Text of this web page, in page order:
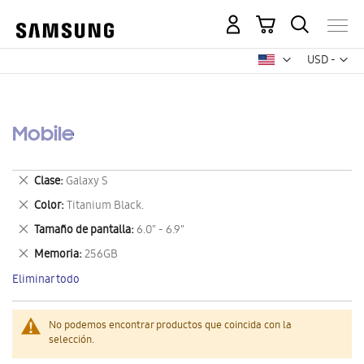
USD -
dólar
Mi carrito
Mobile
No podemos encontrar productos que coincida con la
selección.
Clase Galaxy S
Eliminar
este
artículo
Color Titanium Black.
Eliminar
este
artículo
Tamaño de pantalla 6.0" - 6.9"
Eliminar
este
artículo
Memoria 256GB
Eliminar
este
artículo
Eliminar todo